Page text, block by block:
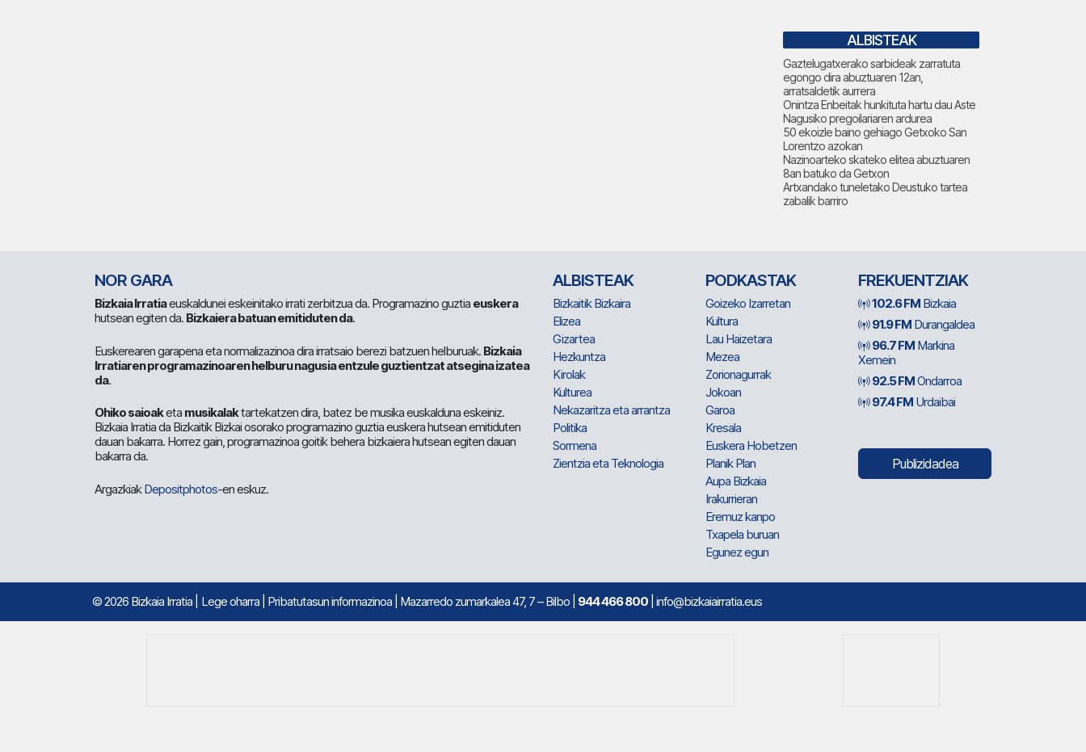
ALBISTEAK
Gaztelugatxerako sarbideak zarratuta
egongo dira abuztuaren 12an,
arratsaldetik aurrera
Onintza Enbeitak hunkituta hartu dau Aste
Nagusiko pregoilariaren ardurea
50 ekoizle baino gehiago Getxoko San
Lorentzo azokan
Nazinoarteko skateko elitea abuztuaren
8an batuko da Getxon
Artxandako tuneletako Deustuko tartea
zabalik barriro
NOR GARA
Bizkaia Irratiaeuskaldunei eskeinitako irrati zerbitzua da. Programazino guztia euskera
hutsean egiten da. Bizkaiera batuan emitiduten da.
Euskerearen garapena eta normalizazinoa dira irratsaio berezi batzuen helburuak. Bizkaia
Irratiaren programazinoaren helburu nagusia entzule guztientzat atsegina izatea
da.
Ohiko saioaketa musikalaktartekatzen dira, batez be musika euskalduna eskeiniz.
Bizkaia Irratia da Bizkaitik Bizkai osorako programazino guztia euskera hutsean emitiduten
dauan bakarra. Horrez gain, programazinoa goitik behera bizkaiera hutsean egiten dauan
bakarra da.
ArgazkiakDepositphotos-en eskuz.
ALBISTEAK
Bizkaitik Bizkaira
Elizea
Gizartea
Hezkuntza
Kirolak
Kulturea
Nekazaritza eta arrantza
Politika
Sormena
Zientzia eta Teknologia
PODKASTAK
Goizeko Izarretan
Kultura
Lau Haizetara
Mezea
Zorionagurrak
Jokoan
Garoa
Kresala
Euskera Hobetzen
Planik Plan
Aupa Bizkaia
Irakurrieran
Eremuz kanpo
Txapela buruan
Egunez egun
FREKUENTZIAK
102.6 FM Bizkaia
91.9 FM Durangaldea
96.7 FM Markina
Xemein
92.5 FMOndarroa
97.4 FM Urdaibai
Publizidadea
© 2026 Bizkaia Irratia Lege oharra Pribatutasun informazinoa | Mazarredo zumarkalea 47, 7 – Bilbo | 944 466 800 | info@bizkaiairratia.eus